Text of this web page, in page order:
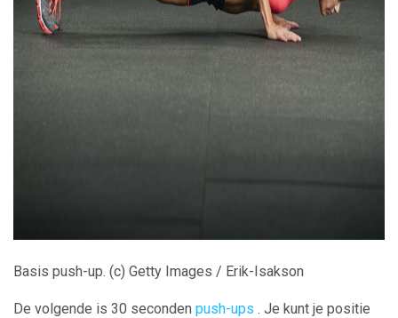
ad
Basis push-up. (c) Getty Images / Erik-Isakson
De volgende is 30 seconden push-ups . Je kunt je positie